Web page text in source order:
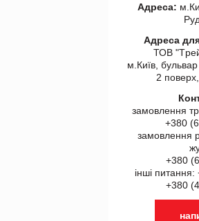
Адреса:
Адреса
ТОВ
м.Київ,
2
замовлення
+380
замовлення
+380
інші
+380